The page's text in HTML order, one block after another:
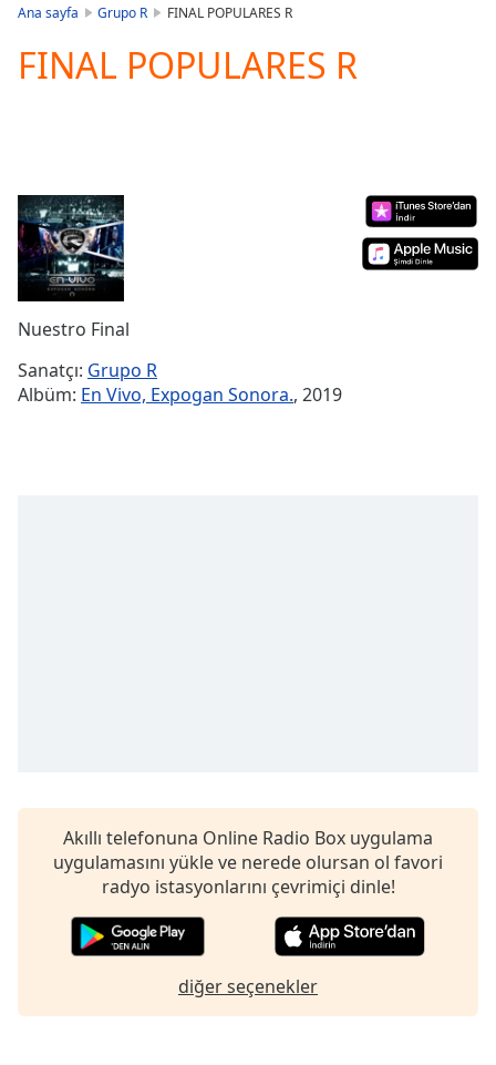
Play
Video
Mute
Current
Time0:00
Duration-:-
Loaded:
Stream
TypeLIVE
descriptions
off,
selected
opens
Ana sayfa Grupo R FINAL POPULARES R
FINAL POPULARES R
Nuestro Final
Sanatçı: Grupo R
Albüm: En Vivo, Expogan Sonora., 2019
Akıllı telefonuna Online Radio Box uygulama
uygulamasını yükle ve nerede olursan ol favori
radyo istasyonlarını çevrimiçi dinle!
diğer seçenekler